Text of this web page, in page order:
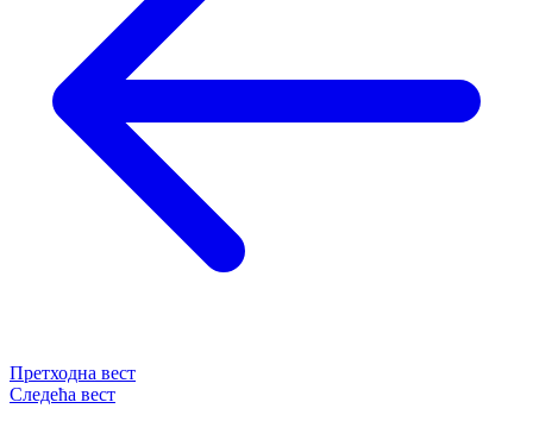
Претходна вест
Следећа вест